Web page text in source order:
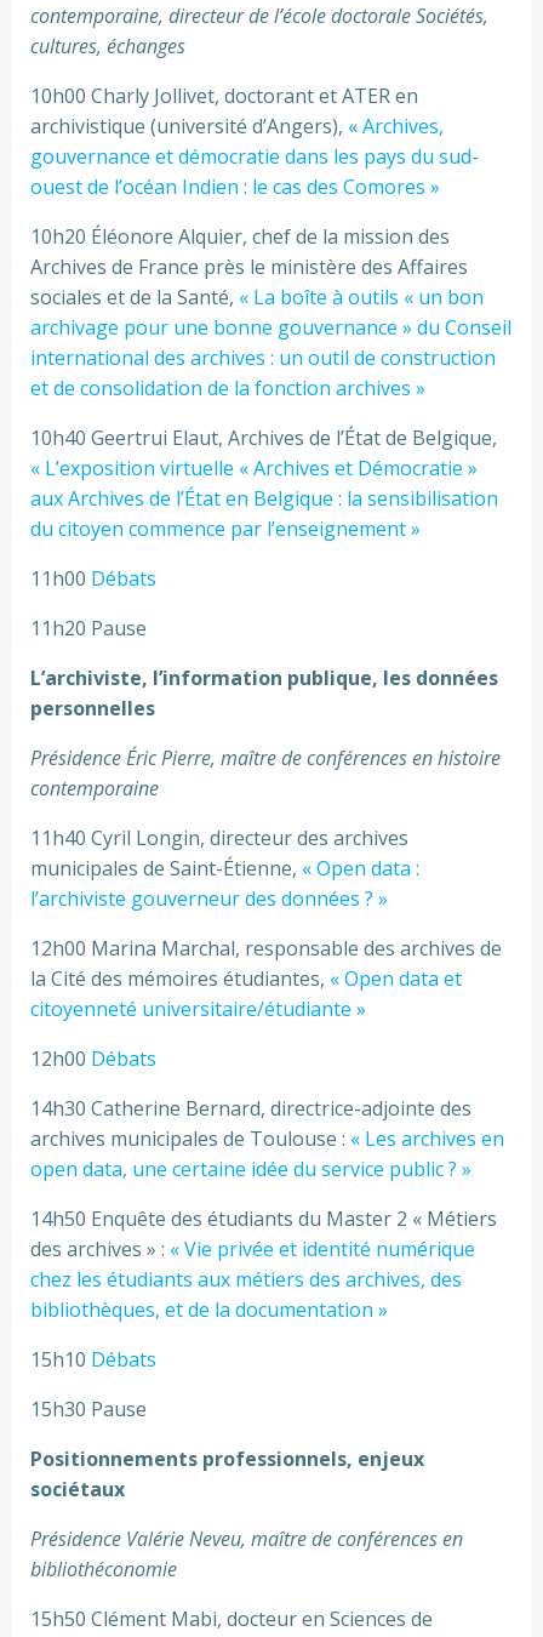
contemporaine, directeur de l’école doctorale Sociétés,
cultures, échanges
10h00 Charly Jollivet, doctorant et ATER en
archivistique (université d’Angers), « Archives,
gouvernance et démocratie dans les pays du sud-
ouest de l’océan Indien : le cas des Comores »
10h20 Éléonore Alquier, chef de la mission des
Archives de France près le ministère des Affaires
sociales et de la Santé, « La boîte à outils « un bon
archivage pour une bonne gouvernance » du Conseil
international des archives : un outil de construction
et de consolidation de la fonction archives »
10h40 Geertrui Elaut, Archives de l’État de Belgique,
« L’exposition virtuelle « Archives et Démocratie »
aux Archives de l’État en Belgique : la sensibilisation
du citoyen commence par l’enseignement »
11h00 Débats
11h20 Pause
L’archiviste, l’information publique, les données
personnelles
Présidence Éric Pierre, maître de conférences en histoire
contemporaine
11h40 Cyril Longin, directeur des archives
municipales de Saint-Étienne, « Open data :
l’archiviste gouverneur des données ? »
12h00 Marina Marchal, responsable des archives de
la Cité des mémoires étudiantes, « Open data et
citoyenneté universitaire/étudiante »
12h00 Débats
14h30 Catherine Bernard, directrice-adjointe des
archives municipales de Toulouse : « Les archives en
open data, une certaine idée du service public ? »
14h50 Enquête des étudiants du Master 2 « Métiers
des archives » : « Vie privée et identité numérique
chez les étudiants aux métiers des archives, des
bibliothèques, et de la documentation »
15h10 Débats
15h30 Pause
Positionnements professionnels, enjeux
sociétaux
Présidence Valérie Neveu, maître de conférences en
bibliothéconomie
15h50 Clément Mabi, docteur en Sciences de